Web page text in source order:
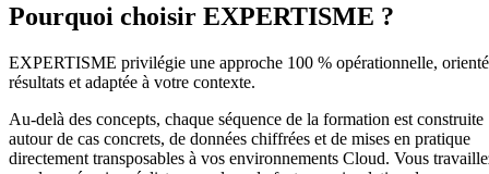
Pourquoi choisir EXPERTISME ?
EXPERTISME privilégie une approche 100 % opérationnelle,
résultats et adaptée à votre contexte.
Au-delà des concepts, chaque séquence de la formation est construite
autour de cas concrets, de données chiffrées et de mises en pratique
directement transposables à vos environnements Cloud. Vous